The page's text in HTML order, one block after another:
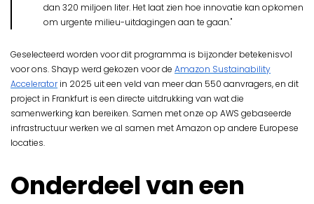
dan 320 miljoen liter. Het laat zien hoe innovatie kan opkomen
om urgente milieu-uitdagingen aan te gaan."
Geselecteerd worden voor dit programma is bijzonder betekenisvol
voor ons. Shayp werd gekozen voor de Amazon Sustainability
Acceleratorin 2025 uit een veld van meer dan 550 aanvragers, en dit
project in Frankfurt is een directe uitdrukking van wat die
samenwerking kan bereiken. Samen met onze op AWS gebaseerde
infrastructuur werken we al samen met Amazon op andere Europese
locaties.
Onderdeel van een